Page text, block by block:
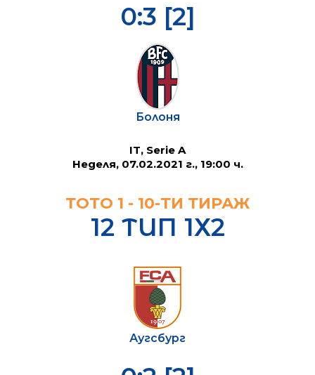
0:3 [2]
Болоня
IT, Serie A
Неделя, 07.02.2021 г., 19:00 ч.
ТОТО 1 - 10-ТИ ТИРАЖ
12 ТИП 1Х2
Аугсбург